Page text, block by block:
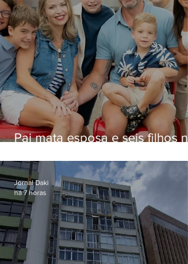
Pai mata esposa e seis filhos
Jornal Daki
há 7 horas